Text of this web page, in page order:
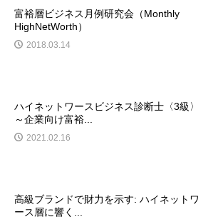
富裕層ビジネス月例研究会（Monthly
HighNetWorth）
2018.03.14
ハイネットワースビジネス診断士〈3級〉
～企業向け富裕...
2021.02.16
高級ブランドで財力を示す: ハイネットワ
ース層に響く...